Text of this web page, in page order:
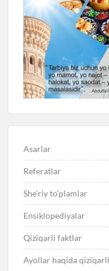
Asarlar
Referatlar
She’riy to’plamlar
Ensiklopediyalar
Qiziqarli faktlar
Ayollar haqida